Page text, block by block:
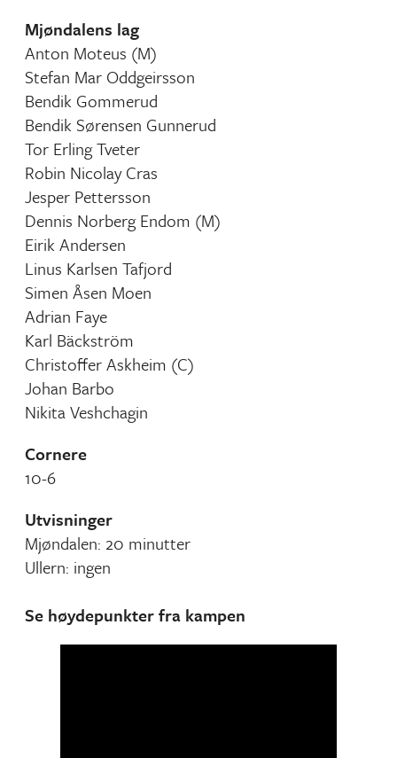
Mjøndalens lag
Anton Moteus (M)
Stefan Mar Oddgeirsson
Bendik Gommerud
Bendik Sørensen Gunnerud
Tor Erling Tveter
Robin Nicolay Cras
Jesper Pettersson
Dennis Norberg Endom (M)
Eirik Andersen
Linus Karlsen Tafjord
Simen Åsen Moen
Adrian Faye
Karl Bäckström
Christoffer Askheim (C)
Johan Barbo
Nikita Veshchagin
Cornere
10-6
Utvisninger
Mjøndalen: 20 minutter
Ullern: ingen
Se høydepunkter fra kampen